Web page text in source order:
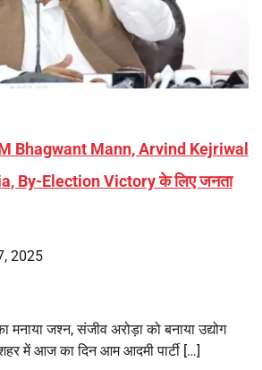
Bhagwant Mann, Arvind Kejriwal
By-Election Victory के लिए जनता
2025
मनाया जश्न, संजीव अरोड़ा को बनाया उद्योग
में आज का दिन आम आदमी पार्टी […]